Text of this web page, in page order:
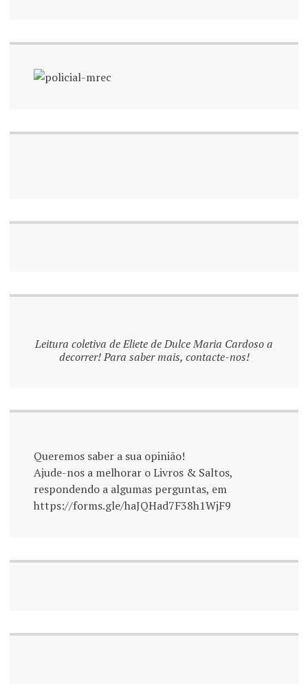
Leitura coletiva de Eliete de Dulce Maria Cardoso a
decorrer! Para saber mais, contacte-nos!
Queremos saber a sua opinião!
Ajude-nos a melhorar o Livros & Saltos,
respondendo a algumas perguntas, em
https://forms.gle/haJQHad7F38h1WjF9